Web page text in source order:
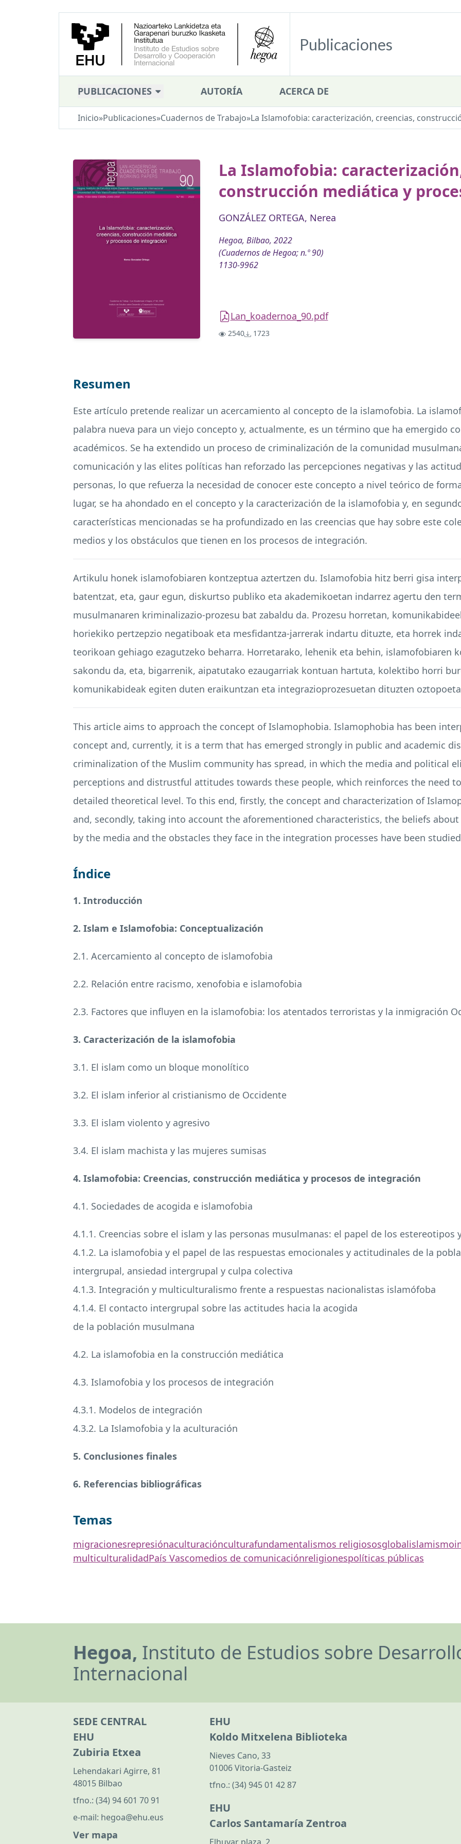
Publicaciones
PUBLICACIONES AUTORÍA ACERCA DE
Inicio»Publicaciones»Cuadernos de Trabajo»La Islamofobia: caracterización, creencias,
La Islamofobia:
construcción mediática y
GONZÁLEZ ORTEGA, Nerea
Hegoa, Bilbao, 2022
(Cuadernos de Hegoa; n.º 90)
1130-9962
Lan_koadernoa_90.pdf
2540 1723
Resumen
Este artículo pretende realizar un acercamiento al concepto de la islamofobia. La
palabra nueva para un viejo concepto y, actualmente, es un término que ha emergido
académicos. Se ha extendido un proceso de criminalización de la comunidad
comunicación y las elites políticas han reforzado las percepciones negativas y las
personas, lo que refuerza la necesidad de conocer este concepto a nivel teórico de
lugar, se ha ahondado en el concepto y la caracterización de la islamofobia y, en
características mencionadas se ha profundizado en las creencias que hay sobre este
medios y los obstáculos que tienen en los procesos de integración.
Artikulu honek islamofobiaren kontzeptua aztertzen du. Islamofobia hitz berri gisa
batentzat, eta, gaur egun, diskurtso publiko eta akademikoetan indarrez agertu den
musulmanaren kriminalizazio-prozesu bat zabaldu da. Prozesu horretan,
horiekiko pertzepzio negatiboak eta mesfidantza-jarrerak indartu dituzte, eta horrek
teorikoan gehiago ezagutzeko beharra. Horretarako, lehenik eta behin, islamofobiaren
sakondu da, eta, bigarrenik, aipatutako ezaugarriak kontuan hartuta, kolektibo horri
komunikabideak egiten duten eraikuntzan eta integrazioprozesuetan dituzten
This article aims to approach the concept of Islamophobia. Islamophobia has been
concept and, currently, it is a term that has emerged strongly in public and academic
criminalization of the Muslim community has spread, in which the media and political
perceptions and distrustful attitudes towards these people, which reinforces the need
detailed theoretical level. To this end, firstly, the concept and characterization of
and, secondly, taking into account the aforementioned characteristics, the beliefs
by the media and the obstacles they face in the integration processes have been
Índice
1. Introducción
2. Islam e Islamofobia: Conceptualización
2.1. Acercamiento al concepto de islamofobia
2.2. Relación entre racismo, xenofobia e islamofobia
2.3. Factores que influyen en la islamofobia: los atentados terroristas y la inmigración
3. Caracterización de la islamofobia
3.1. El islam como un bloque monolítico
3.2. El islam inferior al cristianismo de Occidente
3.3. El islam violento y agresivo
3.4. El islam machista y las mujeres sumisas
4. Islamofobia: Creencias, construcción mediática y procesos de integración
4.1. Sociedades de acogida e islamofobia
4.1.1. Creencias sobre el islam y las personas musulmanas: el papel de los
4.1.2. La islamofobia y el papel de las respuestas emocionales y actitudinales de la
intergrupal, ansiedad intergrupal y culpa colectiva
4.1.3. Integración y multiculturalismo frente a respuestas nacionalistas islamófoba
4.1.4. El contacto intergrupal sobre las actitudes hacia la acogida
de la población musulmana
4.2. La islamofobia en la construcción mediática
4.3. Islamofobia y los procesos de integración
4.3.1. Modelos de integración
4.3.2. La Islamofobia y la aculturación
5. Conclusiones finales
6. Referencias bibliográficas
Temas
migracionesrepresiónaculturaciónculturafundamentalismos religiososglobalislamismo
multiculturalidadPaís Vascomedios de comunicaciónreligionespolíticas públicas
Hegoa, Instituto de Estudios sobre
Internacional
SEDE CENTRAL
EHU
Zubiria Etxea
Lehendakari Agirre, 81
48015 Bilbao
tfno.: (34) 94 601 70 91
e-mail: hegoa@ehu.eus
Ver mapa
EHU
Koldo Mitxelena Biblioteka
Nieves Cano, 33
01006 Vitoria-Gasteiz
tfno.: (34) 945 01 42 87
EHU
Carlos Santamaría Zentroa